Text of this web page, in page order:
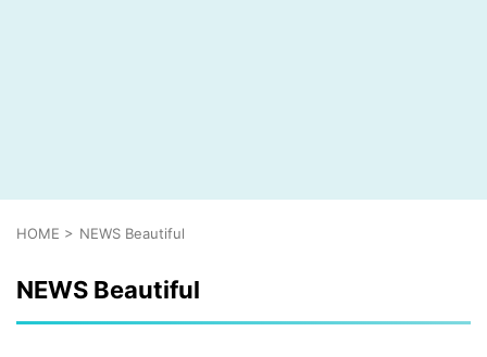
HOME > NEWS Beautiful
NEWS Beautiful